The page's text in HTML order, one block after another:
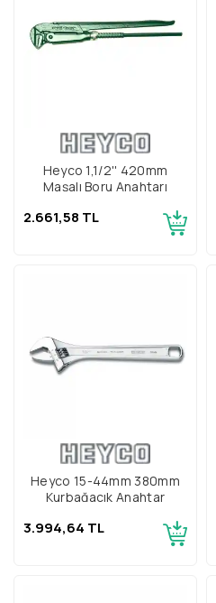
Heyco 1,1/2'' 420mm
Maşalı Boru Anahtarı
2.661,58 TL
Heyco 15-44mm 380mm
Kurbağacık Anahtar
3.994,64 TL